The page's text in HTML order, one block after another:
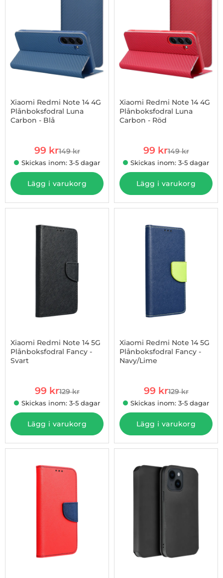
Xiaomi Redmi Note 14 4G
Plånboksfodral Luna
Carbon - Blå
rea pris
99 krtidigare pris
149 kr
Skickas inom: 3-5 dagar
Lägg i varukorg
Xiaomi Redmi Note 14 4G
Plånboksfodral Luna
Carbon - Röd
rea pris
99 krtidigare pris
149 kr
Skickas inom: 3-5 dagar
Lägg i varukorg
-23%
Xiaomi Redmi Note 14 5G
Plånboksfodral Fancy -
Svart
rea pris
99 krtidigare pris
129 kr
Skickas inom: 3-5 dagar
Lägg i varukorg
Xiaomi Redmi Note 14 5G
Plånboksfodral Fancy -
Navy/Lime
rea pris
99 krtidigare pris
129 kr
Skickas inom: 3-5 dagar
Lägg i varukorg
-23%